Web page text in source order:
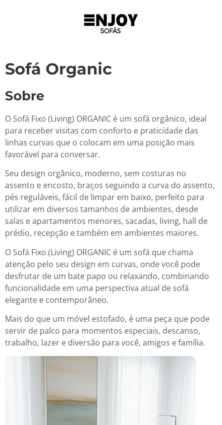
Sofá Organic
Sobre
O Sofá Fixo (Living) ORGANIC é um sofá orgânico, ideal
para receber visitas com conforto e praticidade das
linhas curvas que o colocam em uma posição mais
favorável para conversar.
Seu design orgânico, moderno, sem costuras no
assento e encosto, braços seguindo a curva do assento,
pés reguláveis, fácil de limpar em baixo, perfeito para
utilizar em diversos tamanhos de ambientes, desde
salas e apartamentos menores, sacadas, living, hall de
prédio, recepção e também em ambientes maiores.
O Sofá Fixo (Living) ORGANIC é um sofá que chama
atenção pelo seu design em curvas, onde você pode
desfrutar de um bate papo ou relaxando, combinando
funcionalidade em uma perspectiva atual de sofá
elegante e contemporâneo.
Mais do que um móvel estofado, é uma peça que pode
servir de palco para momentos especiais, descanso,
trabalho, lazer e diversão para você, amigos e família.